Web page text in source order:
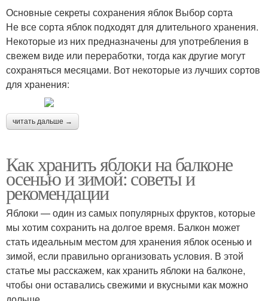
Основные секреты сохранения яблок Выбор сорта
Не все сорта яблок подходят для длительного хранения.
Некоторые из них предназначены для употребления в
свежем виде или переработки, тогда как другие могут
сохраняться месяцами. Вот некоторые из лучших сортов
для хранения:
читать дальше →
Как хранить яблоки на балконе
осенью и зимой: советы и
рекомендации
Яблоки — один из самых популярных фруктов, которые
мы хотим сохранить на долгое время. Балкон может
стать идеальным местом для хранения яблок осенью и
зимой, если правильно организовать условия. В этой
статье мы расскажем, как хранить яблоки на балконе,
чтобы они оставались свежими и вкусными как можно